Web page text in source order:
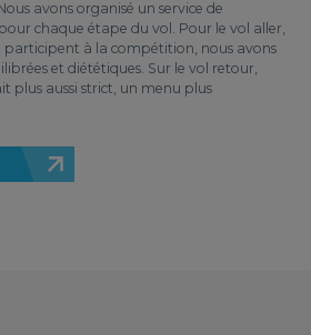
avons organisé un service de
chaque étape du vol. Pour le vol aller,
participent à la compétition, nous avons
et diététiques. Sur le vol retour,
plus aussi strict, un menu plus